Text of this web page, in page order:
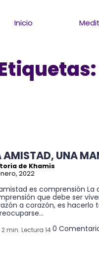
Inicio
AMISTAD, UNA
de Khamis
2022
es comprensión La
que debe ser
a corazón, es hacerlo
2 min. Lectura 140